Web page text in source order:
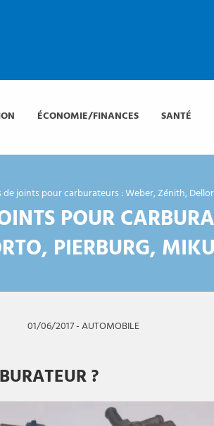
ÉCONOMIE/FINANCES SANTÉ
de joints pour carburateurs : Weber, Zénith,
POUR
PIERBURG,
01/06/2017-AUTOMOBILE
?